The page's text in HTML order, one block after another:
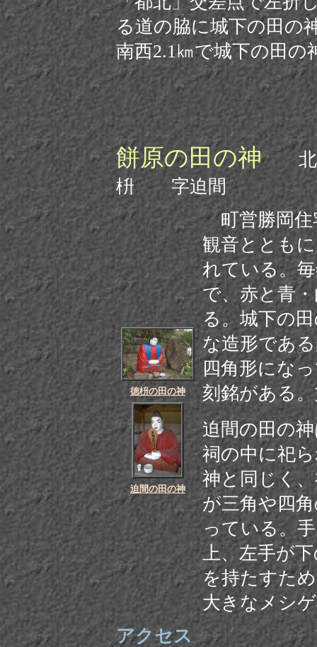
る道の脇に城下の田の
南西2.1㎞で城下の田の
餅原の田の神北諸
枡 字迫間
徳枡の田の神
迫間の田の神
町営勝岡住
観音ととも
れている。
で、赤と青
る。城下の
な造形であ
四角形にな
刻銘がある
迫間の田の
祠の中に祀
神と同じく
が三角や四
っている。
上、左手が
を持たすた
大きなメシ
アクセス